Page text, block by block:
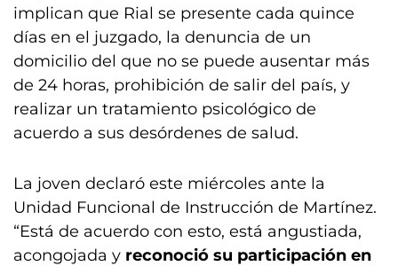
implican que Rial se presente cada quince
días en el juzgado, la denuncia de un
domicilio del que no se puede ausentar más
de 24 horas, prohibición de salir del país, y
realizar un tratamiento psicológico de
acuerdo a sus desórdenes de salud.
La joven declaró este miércoles ante la
Unidad Funcional de Instrucción de Martínez.
“Está de acuerdo con esto, está angustiada,
acongojada y reconoció su participación en